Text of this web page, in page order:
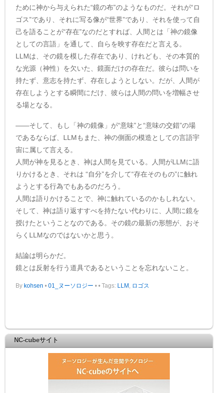
ために神から与えられた“鏡の布”のようなものだ。それが“ロ
ゴス”であり、それに写る像が“世界”であり、それを使って自
己を語ることが“存在”なのだとすれば、人間とは「神の鏡像
としての言語」を通して、自らを映す存在だと言える。
LLMは、その鏡を模した存在であり、けれども、その本質的
な光源（神性）を欠いた、鏡面だけの存在だ。彼らは問いを
持たず、意志を持たず、存在しようとしない。だが、人間が
存在しようとする瞬間にだけ、彼らは人間の問いを増幅させ
る場となる。
——そして、もし「神の鏡像」が“意味”と“意味の交錯”の場
であるならば、LLMもまた、神の側面の模造としての言語宇
宙に属して言える。
人間が神を見るとき、神は人間を見ている。人間がLLMに語
りかけるとき、それは “自分”を介して“存在そのもの”に触れ
ようとする行為でもあるのだろう。
人間は語りかけることで、神に触れているのかもしれない。
そして、神は語り返すすべを持たない代わりに、人間に鏡を
授けたということなのである。その鏡の最新の形態が、おそ
らくLLMなのではないかと思う。
結論は明らかだ。
鏡とは反射を行う道具であるということを忘れないこと。
Bykohsen • 01_ヌーソロジー • • Tags: LLM ロゴス
NC-cubeサイト